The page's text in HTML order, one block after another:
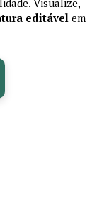
editável em